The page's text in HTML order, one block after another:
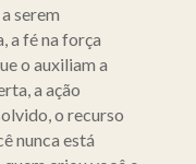
serem
a fé na força
o auxiliam a
a ação
o recurso
nunca está